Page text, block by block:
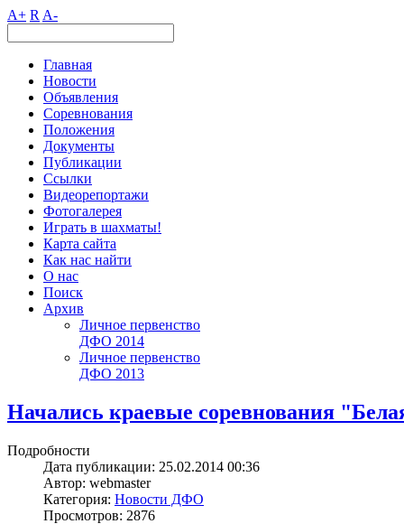
A+ R A-
Главная
Новости
Объявления
Соревнования
Положения
Документы
Публикации
Ссылки
Видеорепортажи
Фотогалерея
Играть в шахматы!
Карта сайта
Как нас найти
О нас
Поиск
Архив
Личное первенство
ДФО 2014
Личное первенство
ДФО 2013
Начались краевые соревнования
Подробности
Дата публикации: 25.02.2014 00:36
Автор: webmaster
Категория: Новости ДФО
Просмотров: 2876